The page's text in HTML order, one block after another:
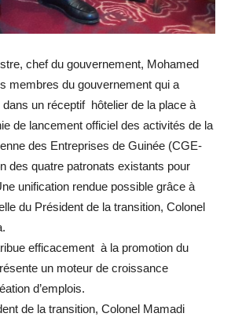
chef du gouvernement, Mohamed
membres du gouvernement qui a
dans un réceptif hôtelier de la place à
de lancement officiel des activités de la
des Entreprises de Guinée (CGE-
des quatre patronats existants pour
unification rendue possible grâce à
du Président de la transition, Colonel
efficacement à la promotion du
un moteur de croissance
d’emplois.
de la transition, Colonel Mamadi